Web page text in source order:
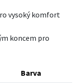
vysoký komfort
koncem pro
Barva